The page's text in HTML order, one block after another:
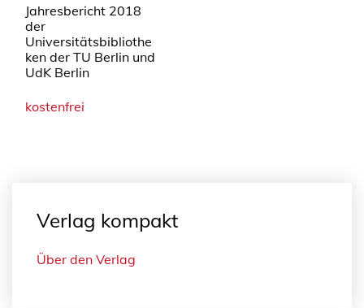
Jahresbericht 2018
der
Universitätsbibliothe
ken der TU Berlin und
UdK Berlin
kostenfrei
Verlag kompakt
Über den Verlag